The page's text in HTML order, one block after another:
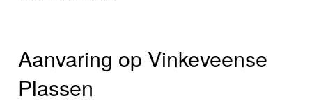
Aanvaring op Vinkeveense
Plassen